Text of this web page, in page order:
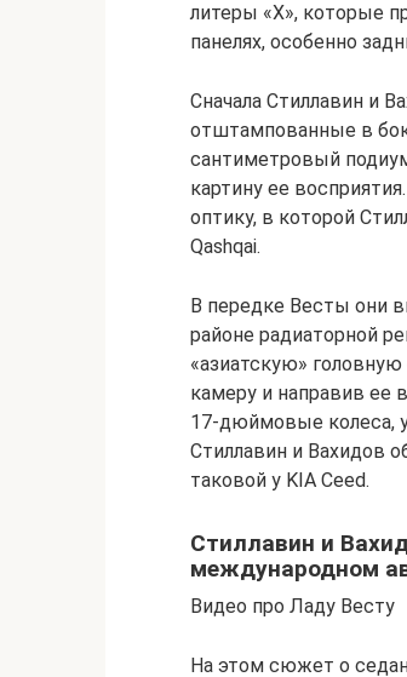
литеры «Х», которые
панелях, особенно
Сначала Стиллавин и
отштампованные в
сантиметровый
картину ее
оптику, в которой
Qashqai.
В передке Весты они
районе радиаторной
«азиатскую»
камеру и направив ее
17-дюймовые колеса,
Стиллавин и Вахидов
таковой у KIA Ceed.
Стиллавин и
международном
Видео про Ладу Весту
На этом сюжет о